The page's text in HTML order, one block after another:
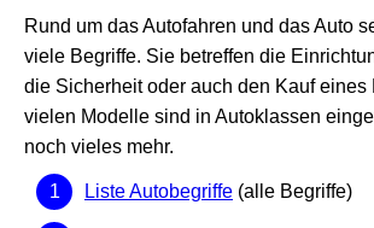
Rund um das Autofahren und das Auto
viele Begriffe. Sie betreffen die
die Sicherheit oder auch den Kauf eines
vielen Modelle sind in Autoklassen
noch vieles mehr.
Liste Autobegriffe (alle Begriffe)